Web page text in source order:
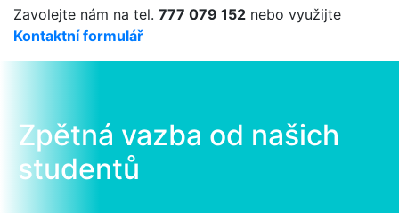
Zavolejte nám na tel. 777 079 152 nebo využijte
Kontaktní formulář
Zpětná vazba od našich
studentů